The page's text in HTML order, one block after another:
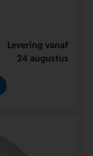
Levering vanaf
24 augustus